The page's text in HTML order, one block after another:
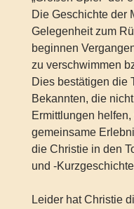
Die Geschichte der
Gelegenheit zum
beginnen
zu verschwimmen
Dies bestätigen die
Bekannten, die
Ermittlungen
gemeinsame
die Christie in den
und -
Leider hat Christie